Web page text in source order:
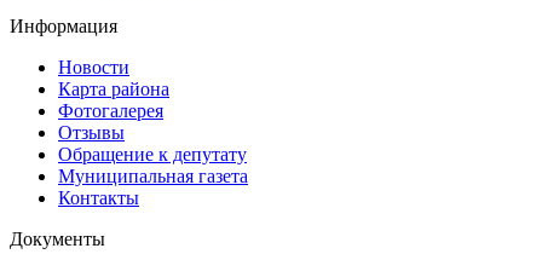
Информация
Новости
Карта района
Фотогалерея
Отзывы
Обращение к депутату
Муниципальная газета
Контакты
Документы